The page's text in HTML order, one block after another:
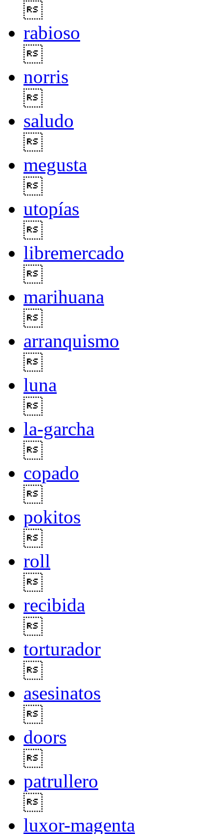
rabioso
norris
saludo
megusta
utopías
libremercado
marihuana
arranquismo
luna
la-garcha
copado
pokitos
roll
recibida
torturador
asesinatos
doors
patrullero
luxor-magenta